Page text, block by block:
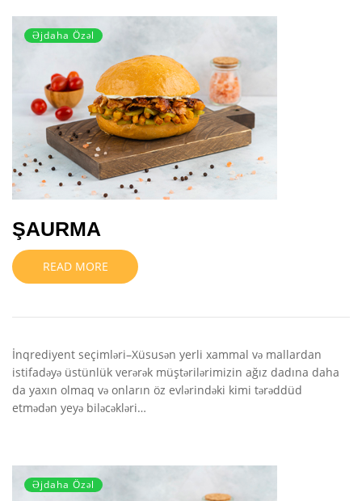
Əjdaha Özəl
ŞAURMA
READ MORE
İnqrediyent seçimləri–Xüsusən yerli xammal və mallardan
istifadəyə üstünlük verərək müştərilərimizin ağız dadına daha
da yaxın olmaq və onların öz evlərindəki kimi tərəddüd
etmədən yeyə biləcəkləri…
Əjdaha Özəl